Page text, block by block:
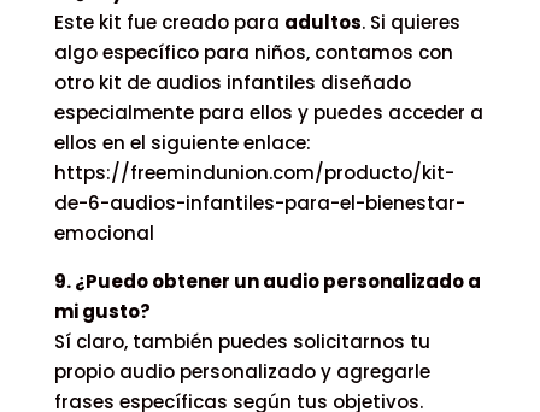
Este kit fue creado para adultos. Si quieres
algo específico para niños, contamos con
otro kit de audios infantiles diseñado
especialmente para ellos y puedes acceder a
ellos en el siguiente enlace:
https://freemindunion.com/producto/kit-
de-6-audios-infantiles-para-el-bienestar-
emocional
9. ¿Puedo obtener un audio personalizado a
mi gusto?
Sí claro, también puedes solicitarnos tu
propio audio personalizado y agregarle
frases específicas según tus objetivos.